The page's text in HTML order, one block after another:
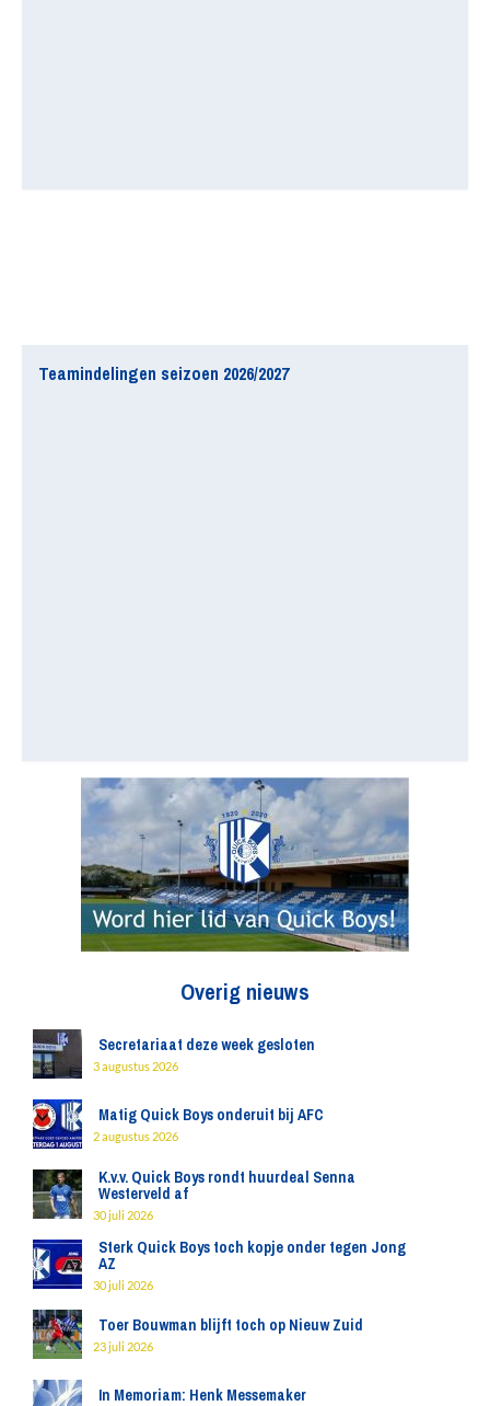
Teamindelingen seizoen 2026/2027
Overig nieuws
Secretariaat deze week gesloten
3 augustus 2026
Matig Quick Boys onderuit bij AFC
2 augustus 2026
K.v.v. Quick Boys rondt huurdeal Senna
Westerveld af
30 juli 2026
Sterk Quick Boys toch kopje onder tegen Jong
AZ
30 juli 2026
Toer Bouwman blijft toch op Nieuw Zuid
23 juli 2026
In Memoriam: Henk Messemaker